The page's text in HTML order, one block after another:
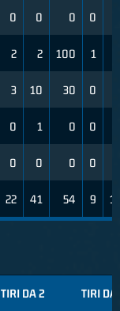
0 0 0 0
2 2 100 1
3 10 30 0
0 1 0 0
0 0 0 0
22 41 54 9
TIRI DA 2 TIRI DA